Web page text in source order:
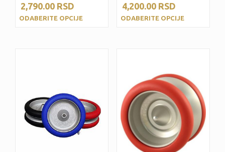
2,790.00 RSD
ODABERITE OPCIJE
4,200.00RSD
ODABERITE OPCIJE